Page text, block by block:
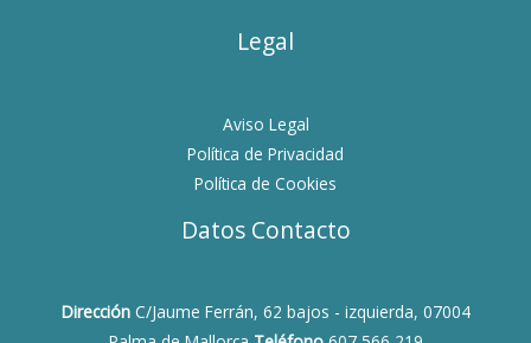
Legal
Aviso Legal
Política de Privacidad
Política de Cookies
Datos Contacto
DirecciónC/Jaume Ferrán, 62 bajos - izquierda, 07004